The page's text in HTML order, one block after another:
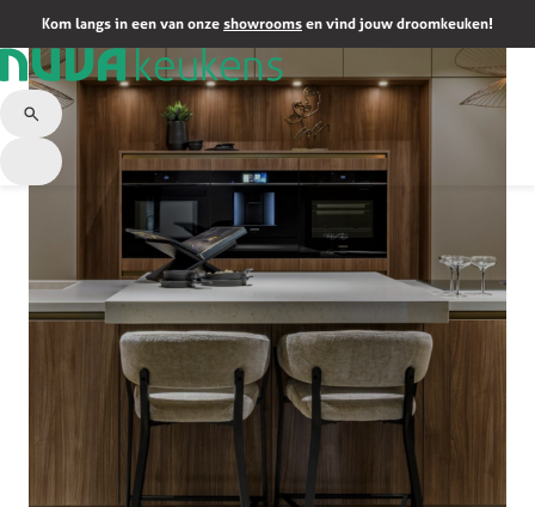
Kom langs in een van onze showrooms en vind jouw droomkeuken!